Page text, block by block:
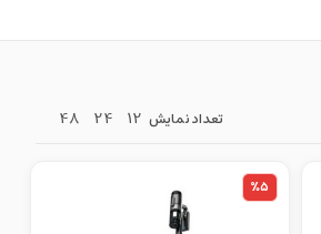
تعداد نمایش 12
24
48
%5